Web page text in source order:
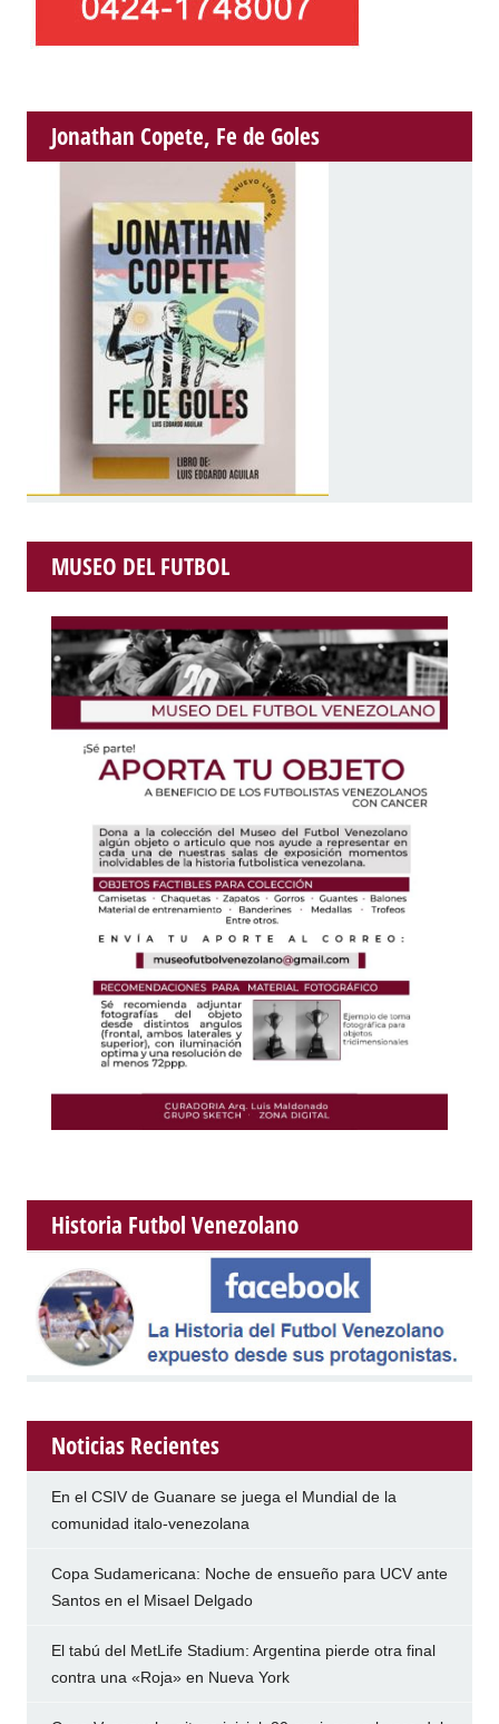
Jonathan Copete, Fe de Goles
MUSEO DEL FUTBOL
Historia Futbol Venezolano
Noticias Recientes
En el CSIV de Guanare se juega el Mundial de la
comunidad italo-venezolana
Copa Sudamericana: Noche de ensueño para UCV ante
Santos en el Misael Delgado
El tabú del MetLife Stadium: Argentina pierde otra final
contra una «Roja» en Nueva York